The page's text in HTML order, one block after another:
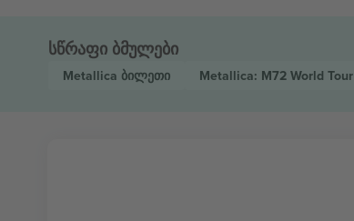
სწრაფი ბმულები
Metallica ბილეთი Metallica: M72 World Tour